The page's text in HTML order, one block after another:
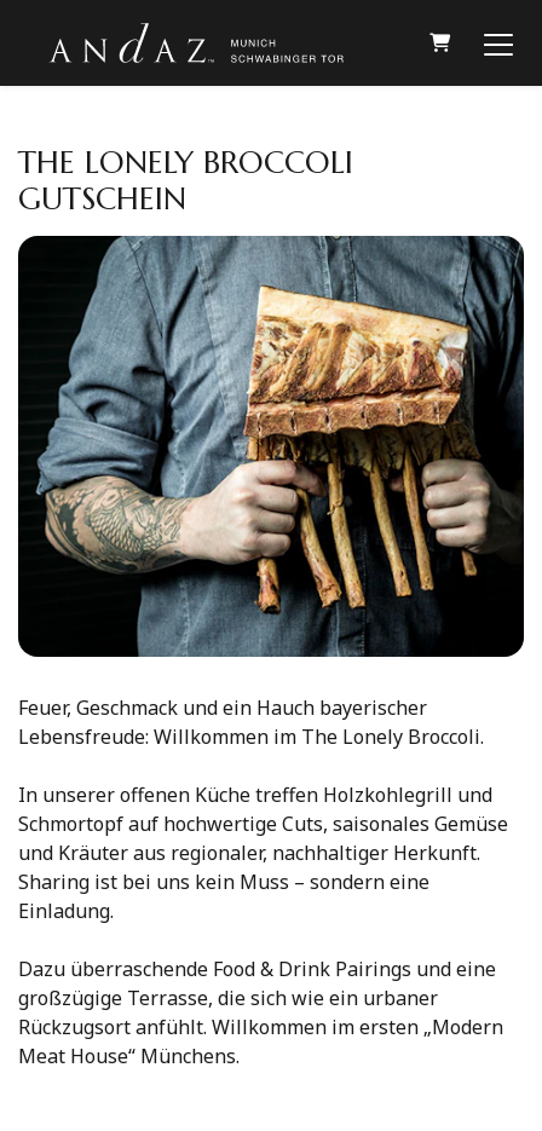
THE LONELY BROCCOLI
GUTSCHEIN
Feuer, Geschmack und ein Hauch bayerischer
Lebensfreude: Willkommen im The Lonely Broccoli.
In unserer offenen Küche treffen Holzkohlegrill und
Schmortopf auf hochwertige Cuts, saisonales Gemüse
und Kräuter aus regionaler, nachhaltiger Herkunft.
Sharing ist bei uns kein Muss – sondern eine
Einladung.
Dazu überraschende Food & Drink Pairings und eine
großzügige Terrasse, die sich wie ein urbaner
Rückzugsort anfühlt. Willkommen im ersten „Modern
Meat House“ Münchens.